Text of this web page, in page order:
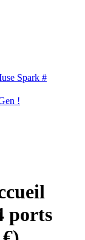
Spark #
!
ports